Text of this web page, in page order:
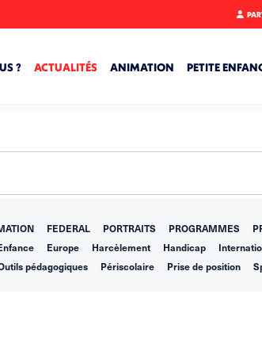
? ACTUALITÉS ANIMATION PETITE
FEDERAL PORTRAITS PROGRAMMES
Europe Harcèlement Handicap
pédagogiques
Périscolaire Prise de position